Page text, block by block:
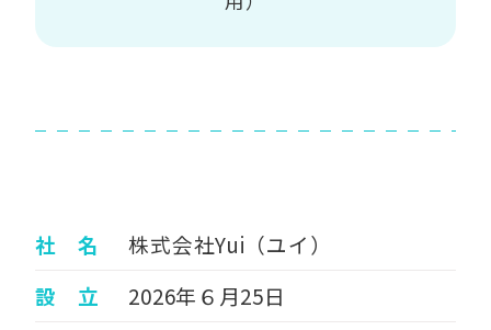
社 名
株式会社Yui（ユイ）
設 立
2026年６月25日